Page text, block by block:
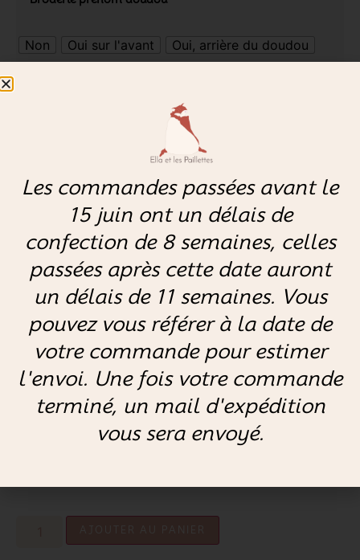
Non Oui sur l'avant Oui, arrière du doudou
*
Tissu sur le recto/avant*
Doudou avec pommettes rose *
Couleur du fil pour la broderie (si vous avez sélectionné cette
option)
Indiquez ici le prénom si vous avez sélectionné l'option
broderie ( 9 caractères max)
Les commandes passées avant le
15 juin ont un délais de
confection de 8 semaines, celles
passées après cette date auront
un délais de 11 semaines. Vous
pouvez vous référer à la date de
votre commande pour estimer
l'envoi. Une fois votre commande
terminé, un mail d'expédition
vous sera envoyé.